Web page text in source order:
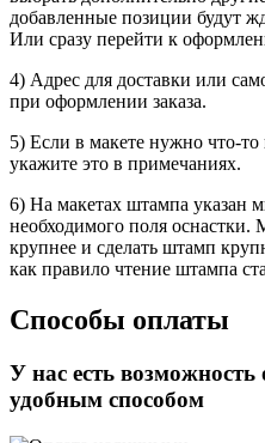
добавленные позиции будут
Или сразу перейти к
4) Адрес для доставки или
при оформлении заказа.
5) Если в макете нужно что-
укажите это в примечаниях.
6) На макетах штампа указан
необходимого поля оснастки.
крупнее и сделать штамп
как правило чтение штампа
Способы оплаты
У нас есть
удобным способом